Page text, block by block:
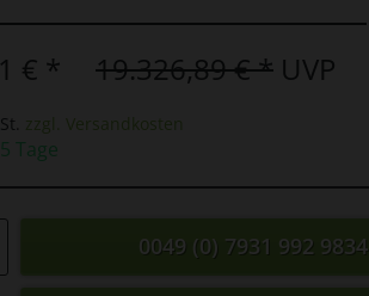
€ * 19.326,89 € * UVP
zzgl. Versandkosten
Tage
0049 (0) 7931 992 9834